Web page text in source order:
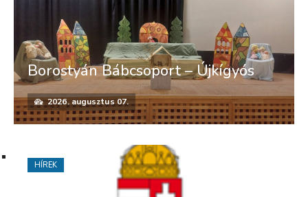
Borostyán Bábcsoport – Újkígyós
2026. augusztus 07.
HÍREK